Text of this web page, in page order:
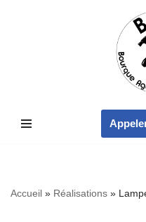
Accueil » Réalisations »